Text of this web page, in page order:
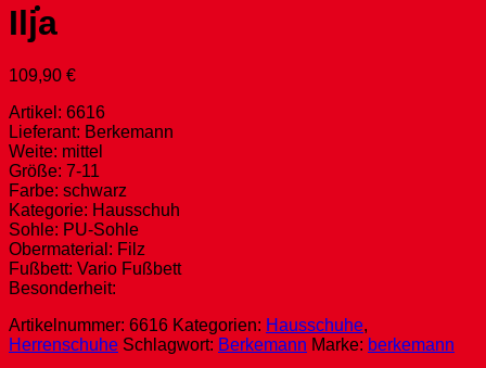
Ilja
109,90 €
Artikel: 6616
Lieferant: Berkemann
Weite: mittel
Größe: 7-11
Farbe: schwarz
Kategorie: Hausschuh
Sohle: PU-Sohle
Obermaterial: Filz
Fußbett: Vario Fußbett
Besonderheit:
Artikelnummer: 6616 Kategorien: Hausschuhe,
Herrenschuhe Schlagwort: Berkemann Marke: berkemann